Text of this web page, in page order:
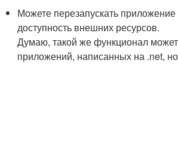
Можете перезапускать
доступность внешних ресурсов.
Думаю, такой же функционал
приложений, написанных на .net,